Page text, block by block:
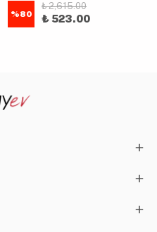
%80
₺ 2,615.00
₺ 523.00